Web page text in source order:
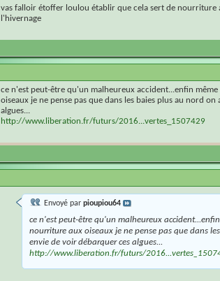
vas falloir étoffer loulou établir que cela sert de nourriture
l'hivernage
ce n'est peut-être qu'un malheureux accident...enfin
oiseaux je ne pense pas que dans les baies plus au nord
algues...
http://www.liberation.fr/futurs/2016...vertes_1507429
Envoyé par pioupiou64
ce n'est peut-être qu'un malheureux
nourriture aux oiseaux je ne pense pas que dans
envie de voir débarquer ces algues...
http://www.liberation.fr/futurs/